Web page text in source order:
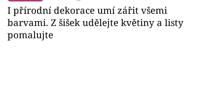
I přírodní dekorace umí zářit všemi
barvami. Z šišek udělejte květiny a listy
pomalujte